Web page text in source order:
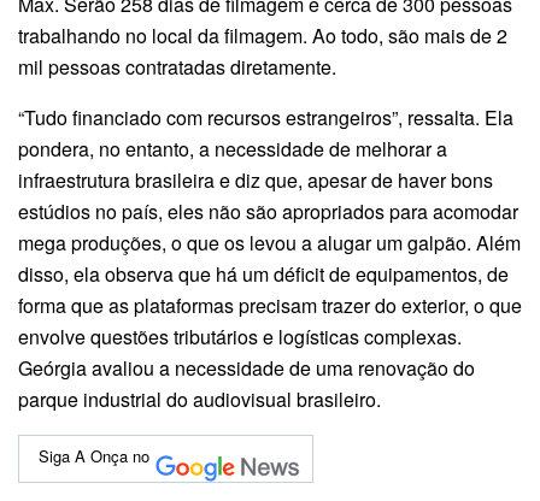
trabalhando no local da filmagem. Ao todo, são mais de 2
mil pessoas contratadas diretamente.
“Tudo financiado com recursos estrangeiros”, ressalta. Ela
pondera, no entanto, a necessidade de melhorar a
infraestrutura brasileira e diz que, apesar de haver bons
estúdios no país, eles não são apropriados para acomodar
mega produções, o que os levou a alugar um galpão. Além
disso, ela observa que há um déficit de equipamentos, de
forma que as plataformas precisam trazer do exterior, o que
envolve questões tributários e logísticas complexas.
Geórgia avaliou a necessidade de uma renovação do
parque industrial do audiovisual brasileiro.
Siga A Onça no